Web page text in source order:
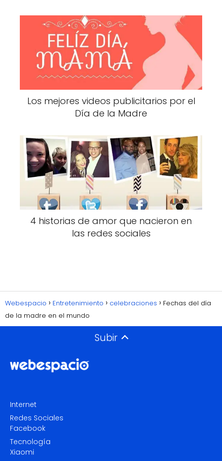
Los mejores videos publicitarios por el
Día de la Madre
4 historias de amor que nacieron en
las redes sociales
Webespacio Entretenimiento celebraciones
Fechas del día
de la madre en el mundo
Subir
Internet
Redes Sociales
Facebook
Tecnología
Xiaomi